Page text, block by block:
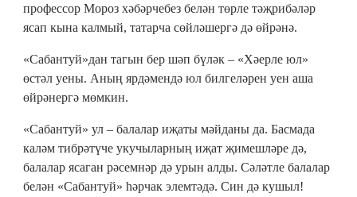
профессор Мороз хәбәрчебез белән төрле тәҗрибәләр
ясап кына калмый, татарча сөйләшергә дә өйрәнә.
«Сабантуй»дан тагын бер шәп бүләк – «Хәерле юл»
өстәл уены. Аның ярдәмендә юл билгеләрен уен аша
өйрәнергә мөмкин.
«Сабантуй» ул – балалар иҗаты мәйданы да. Басмада
каләм тибрәтүче укучыларның иҗат җимешләре дә,
балалар ясаган рәсемнәр дә урын алды. Сәләтле балалар
белән «Сабантуй» һәрчак элемтәдә. Син дә кушыл!